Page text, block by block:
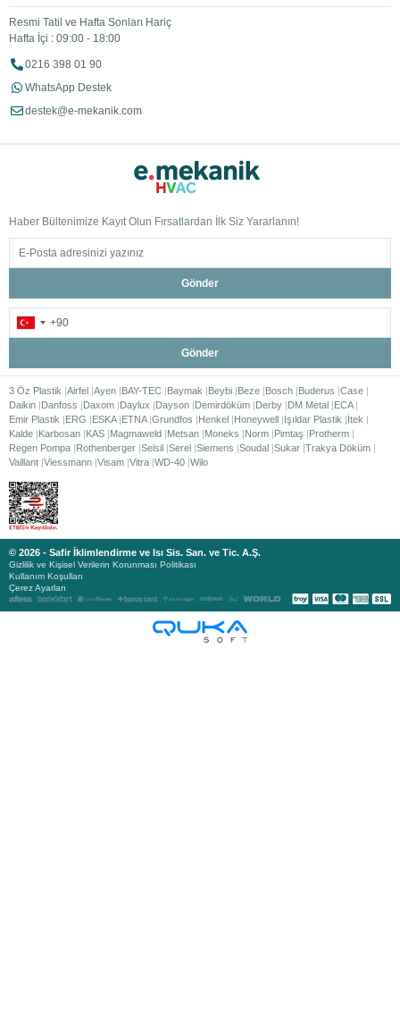
Resmi Tatil ve Hafta Sonları Hariç
Hafta İçi : 09:00 - 18:00
0216 398 01 90
WhatsApp Destek
destek@e-mekanik.com
Haber Bültenimize Kayıt Olun Fırsatlardan İlk Siz Yararlanın!
Gönder
Gönder
3 Öz Plastik Airfel Ayen BAY-TEC Baymak Beybi Beze Bosch Buderus Case
Daikin Danfoss Daxom Daylux Dayson Demirdöküm Derby DM Metal ECA
Emir Plastik
ERG ESKA ETNA Grundfos Henkel Honeywell Işıldar Plastik
İtek
Kalde Karbosan KAS Magmaweld Metsan Moneks Norm Pimtaş
Protherm
Regen Pompa Rothenberger Selsil Serel Siemens Soudal Sukar Trakya Döküm
Vaillant Viessmann Visam Vitra WD-40 Wilo
© 2026 - Safir İklimlendirme ve Isı Sis. San. ve Tic. A.Ş.
Gizlilik ve Kişisel Verilerin Korunması Politikası
Kullanım Koşulları
Çerez Ayarları